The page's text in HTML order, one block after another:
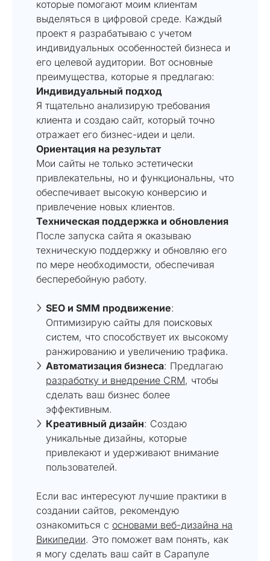
которые помогают моим клиентам
выделяться в цифровой среде. Каждый
проект я разрабатываю с учетом
индивидуальных особенностей бизнеса и
его целевой аудитории. Вот основные
преимущества, которые я предлагаю:
Индивидуальный подход
Я тщательно анализирую требования
клиента и создаю сайт, который точно
отражает его бизнес-идеи и цели.
Ориентация на результат
Мои сайты не только эстетически
привлекательны, но и функциональны, что
обеспечивает высокую конверсию и
привлечение новых клиентов.
Техническая поддержка и обновления
После запуска сайта я оказываю
техническую поддержку и обновляю его
по мере необходимости, обеспечивая
бесперебойную работу.
SEO и SMM продвижение:
Оптимизирую сайты для поисковых
систем, что способствует их высокому
ранжированию и увеличению трафика.
Автоматизация бизнеса: Предлагаю
разработку и внедрение CRM, чтобы
сделать ваш бизнес более
эффективным.
Креативный дизайн: Создаю
уникальные дизайны, которые
привлекают и удерживают внимание
пользователей.
Если вас интересуют лучшие практики в
создании сайтов, рекомендую
ознакомиться с основами веб-дизайна на
Википедии. Это поможет вам понять, как
я могу сделать ваш сайт в Сарапуле